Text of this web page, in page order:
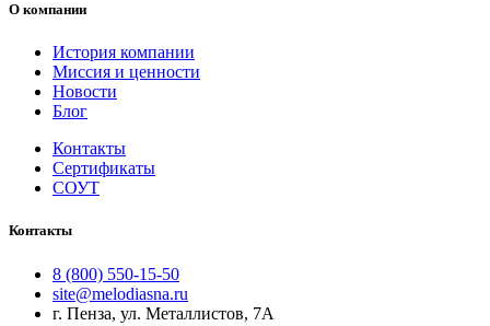
О компании
История компании
Миссия и ценности
Новости
Блог
Контакты
Сертификаты
СОУТ
Контакты
8 (800) 550-15-50
site@melodiasna.ru
г. Пенза, ул. Металлистов, 7А